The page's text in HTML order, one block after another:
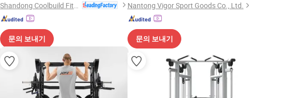
문의 보내기
Nantong Vigor Sport Goods Co., Ltd.
문의 보내기